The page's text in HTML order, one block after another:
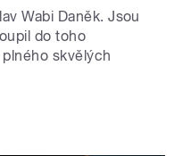
Wabi Daněk. Jsou
do toho
skvělých